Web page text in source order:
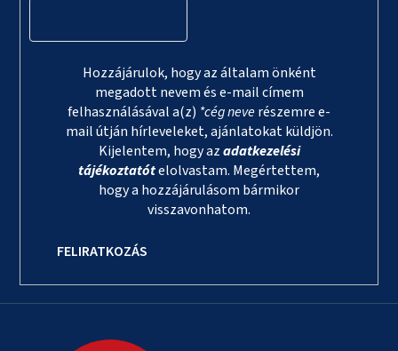
Hozzájárulok, hogy az általam önként
megadott nevem és e-mail címem
felhasználásával a(z) *cég neverészemre e-
mail útján hírleveleket, ajánlatokat küldjön.
Kijelentem, hogy azadatkezelési
tájékoztatótelolvastam. Megértettem,
hogy a hozzájárulásom bármikor
visszavonhatom.
FELIRATKOZÁS